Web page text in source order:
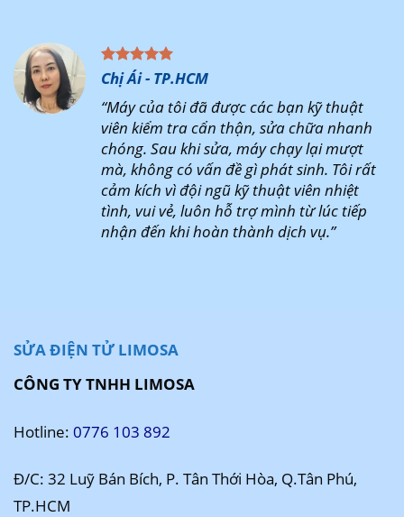
Chị Ái - TP.HCM
“Máy của tôi đã được các bạn kỹ thuật
viên kiểm tra cẩn thận, sửa chữa nhanh
chóng. Sau khi sửa, máy chạy lại mượt
mà, không có vấn đề gì phát sinh. Tôi rất
cảm kích vì đội ngũ kỹ thuật viên nhiệt
tình, vui vẻ, luôn hỗ trợ mình từ lúc tiếp
nhận đến khi hoàn thành dịch vụ.”
SỬA ĐIỆN TỬ LIMOSA
CÔNG TY TNHH LIMOSA
Hotline: 0776 103 892
Đ/C: 32 Luỹ Bán Bích, P. Tân Thới Hòa, Q.Tân Phú,
TP.HCM